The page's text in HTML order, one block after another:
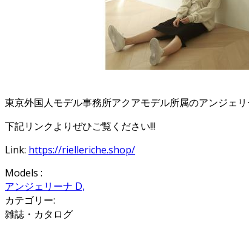
東京外国人モデル事務所アクアモデル所属のアンジェ
下記リンクよりぜひご覧ください!!!
Link: https://rielleriche.shop/
Models :
アンジェリーナ D,
カテゴリー:
雑誌・カタログ